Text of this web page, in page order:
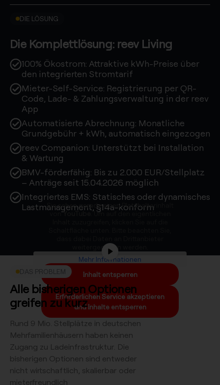
DIE LÖSUNG
Die Komplettlösung: reev Living
100% Ökostrom: Attraktive kWh-Preise über
den integrierten Stromtarif
Mieter-Self-Service: Registrierung per QR-
Code, Lade- & Zahlungsverwaltung in der reev
App
Automatisierte Abrechnung: Monatliche
Grundgebühr + kWh, automatisch eingezogen
reev Companion: Unterstützt bei Installation
& Wartung
BMV-förderfähig: Bis zu 2.000 EUR/Stellplatz
– Anträge seit 15.04.2026 möglich
Integriertes EMS: Statisches oder dynamisches
Lastmanagement, §14a-konform
Sie sehen gerade einen Platzhalterinhalt
vonYouTube
. Um auf den eigentlichen
weitergegeben werden.
Mehr Informationen
Inhalt entsperren
Erforderlichen Service akzeptieren
und Inhalte entsperren
DAS PROBLEM
Alle bisherigen Optionen
greifen zu kurz
Rund 9 Mio. Stellplätze in deutschen
Mehrfamilienhäusern haben keinen
Zugang zu Ladeinfrastruktur. Die
bisherigen Optionen sind entweder
nicht wirtschaftlich, skalierbar oder
mieterfreundlich